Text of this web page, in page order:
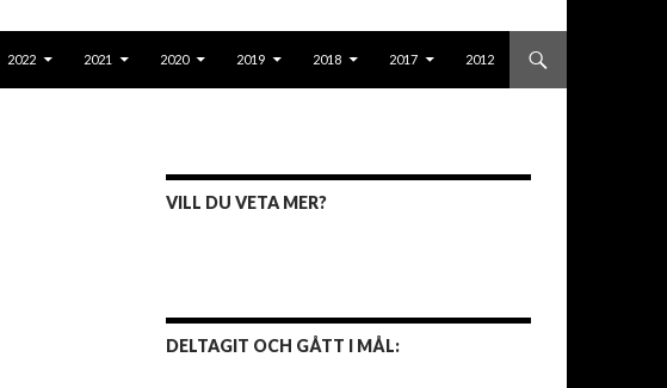
2022 2021 2020 2019 2018 2017 2012
VILL DU VETA MER?
DELTAGIT OCH GÅTT I MÅL: